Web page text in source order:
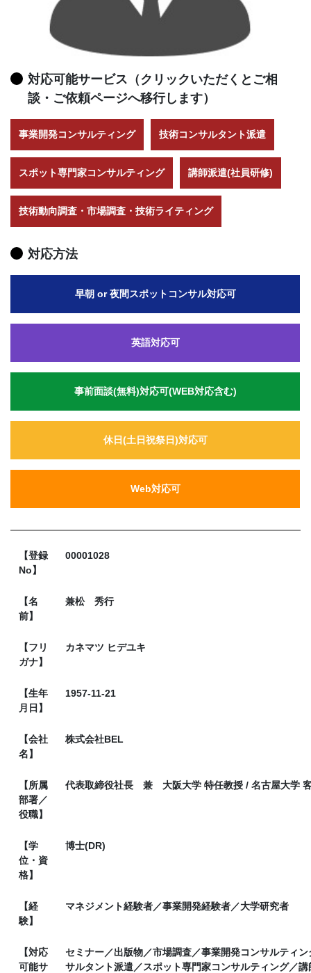
対応可能サービス（クリックいただくとご相
談・ご依頼ページへ移行します）
事業開発コンサルティング 技術コンサルタント派遣
スポット専門家コンサルティング 講師派遣(社員研修)
技術動向調査・市場調査・技術ライティング
対応方法
早朝 or 夜間スポットコンサル対応可
英語対応可
事前面談(無料)対応可(WEB対応含む)
休日(土日祝祭日)対応可
Web対応可
【登録
No】
00001028
【名
前】
兼松 秀行
【フリ
ガナ】
カネマツ ヒデユキ
【生年
月日】
1957-11-21
【会社
名】
株式会社BEL
【所属
部署／
役職】
代表取締役社長 兼 大阪大学 特任教授 / 名古屋大学
【学
位・資
格】
博士(DR)
【経
験】
マネジメント経験者／事業開発経験者／大学研究者
【対応
可能サ
セミナー／出版物／市場調査／事業開発コンサルティ
サルタント派遣／スポット専門家コンサルティング／